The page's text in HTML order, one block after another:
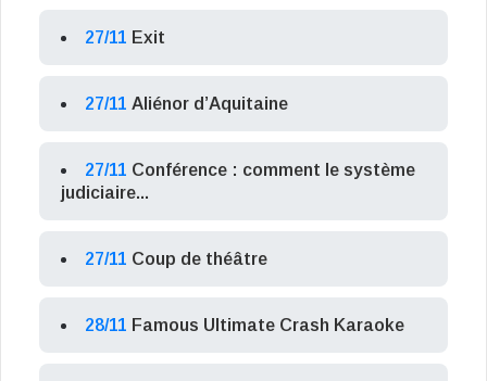
27/11 Exit
27/11 Aliénor d’Aquitaine
27/11 Conférence : comment le système
judiciaire...
27/11 Coup de théâtre
28/11 Famous Ultimate Crash Karaoke